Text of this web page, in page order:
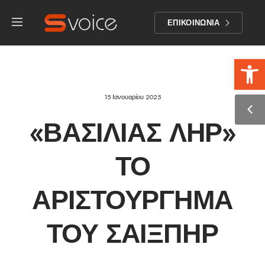
ΕΠΙΚΟΙΝΩΝΙΑ
15 Ιανουαρίου 2025
«ΒΑΣΙΛΙΆΣ ΛΗΡ»
ΤΟ
ΑΡΙΣΤΟΎΡΓΗΜΑ
ΤΟΥ ΣΑΊΞΠΗΡ